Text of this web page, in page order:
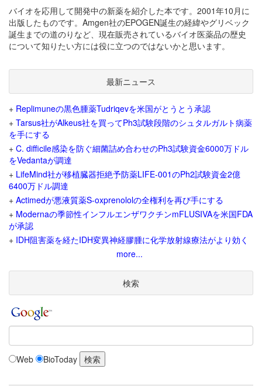
バイオを応用して開発中の新薬を紹介した本です。2001年10月に
出版したものです。Amgen社のEPOGEN誕生の経緯やグリベック
誕生までの道のりなど、現在販売されているバイオ医薬品の歴史
について知りたい方には役に立つのではないかと思います。
最新ニュース
+ Replimuneの黒色腫薬Tudriqevを米国がとうとう承認
+ Tarsus社がAlkeus社を買ってPh3試験段階のシュタルガルト病薬
を手にする
+ C. difficile感染を防ぐ細菌詰め合わせのPh3試験資金6000万ドル
をVedantaが調達
+ LifeMind社が移植臓器拒絶予防薬LIFE-001のPh2試験資金2億
6400万ドル調達
+ Actimedが悪液質薬S-oxprenololの全権利を再び手にする
+ Modernaの季節性インフルエンザワクチンmFLUSIVAを米国FDA
が承認
+ IDH阻害薬を経たIDH変異神経膠腫に化学放射線療法がより効く
more...
検索
Web BioToday